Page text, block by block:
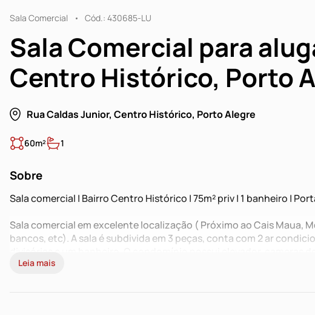
Sala Comercial Cód.: 430685-LU
Sala Comercial para
Centro Histórico, Porto
Rua Caldas Junior, Centro Histórico, Porto Alegre
60m² 1
Sobre
Sala comercial | Bairro Centro Histórico | 75m² priv | 1 banheiro |
Sala comercial em excelente localização ( Próximo ao Cais Maua,
bancos, etc). A sala é subdivida em 3 peças, conta com 2 ar
22hrs.
Leia mais